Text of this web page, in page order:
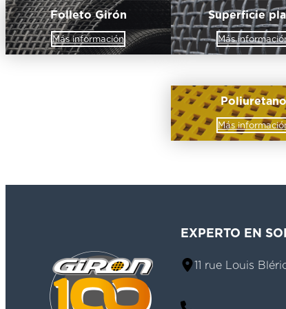
Folleto Girón
Más información
Superficie
Más
Poliuretano
Más
EXPERTO EN
11 rue Louis